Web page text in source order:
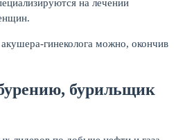
на лечении
гинеколога можно, окончив
бурильщик